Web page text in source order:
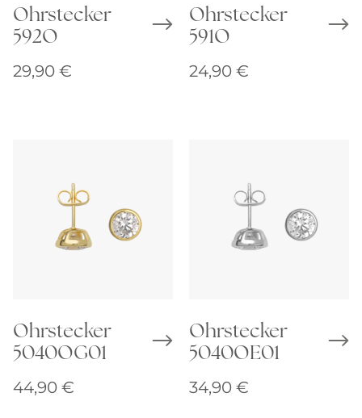
Ohrstecker
592O
29,90 €
Ohrstecker
591O
24,90 €
Ohrstecker
5040OG01
44,90 €
Ohrstecker
5040OE01
34,90 €